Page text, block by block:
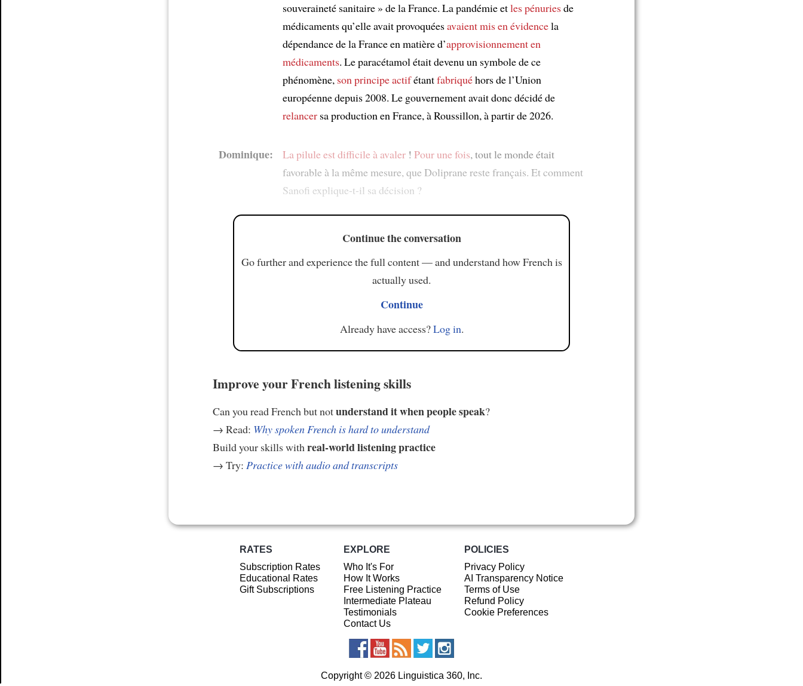
souveraineté sanitaire » de la France. La pandémie etles pénuriesde
médicaments qu’elle avait provoquéesavaient mis en évidencela
dépendance de la France en matière d’approvisionnement en
médicaments. Le paracétamol était devenu un symbole de ce
phénomène, son principe actifétantfabriquéhors de l’Union
européenne depuis 2008. Le gouvernement avait donc décidé de
relancer sa production en France, à Roussillon, à partir de 2026.
Dominique: La pilule est difficile à avaler ! Pour une fois, tout le monde était
favorable à la même mesure, que Doliprane reste français. Et comment
Sanofi explique-t-il sa décision ?
Continue the conversation
Go further and experience the full content — and understand how French is
actually used.
Continue
Already have access?Log in.
Improve your French listening skills
Can you read French but notunderstand it when people speak?
→ Read: Why spoken French is hard to understand
Build your skills withreal-world listening practice
→ Try: Practice with audio and transcripts
RATES
Subscription Rates
Educational Rates
Gift Subscriptions
EXPLORE
Who It's For
How It Works
Free Listening Practice
Intermediate Plateau
Testimonials
Contact Us
POLICIES
Privacy Policy
AI Transparency Notice
Terms of Use
Refund Policy
Cookie Preferences
Copyright © 2026 Linguistica 360, Inc.